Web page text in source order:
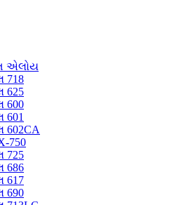
એલોય
718
625
600
601
602CA
750
725
686
617
690